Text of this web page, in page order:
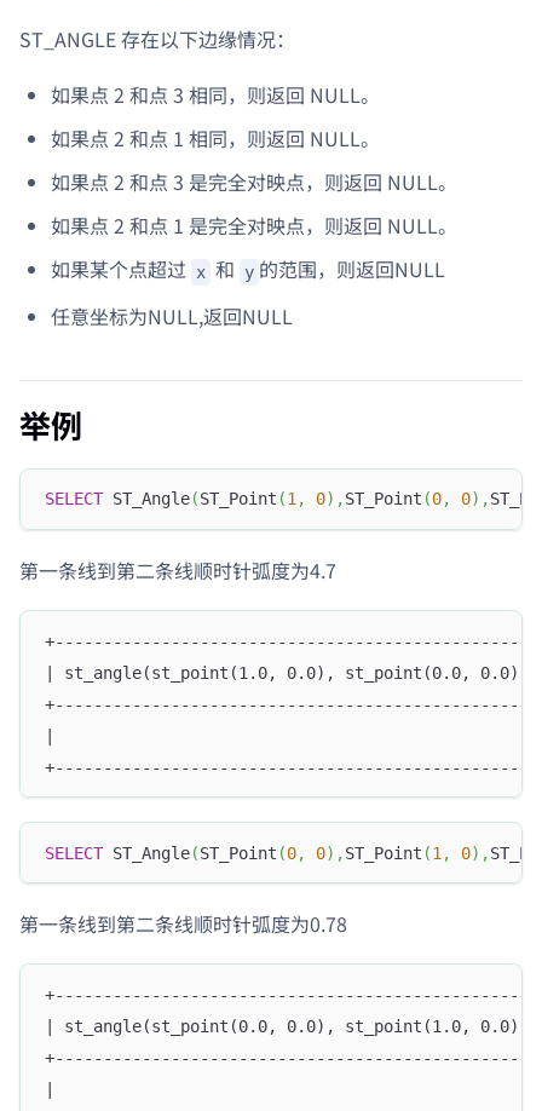
ST_ANGLE 存在以下边缘情况：
如果点 2 和点 3 相同，则返回 NULL。
如果点 2 和点 1 相同，则返回 NULL。
如果点 2 和点 3 是完全对映点，则返回 NULL。
如果点 2 和点 1 是完全对映点，则返回 NULL。
如果某个点超过 x 和 y 的范围，则返回NULL
任意坐标为NULL,返回NULL
举例
SELECT ST_Angle(ST_Point (1, 0) ,ST_Point (0, 0) ,
第一条线到第二条线顺时针弧度为4.7
| st_angle(st_point(1.0, 0.0), st_point(0.0,
|
SELECT ST_Angle(ST_Point (0, 0) ,ST_Point (1 , 0) ,
第一条线到第二条线顺时针弧度为0.78
| st_angle(st_point(0.0, 0.0), st_point(1.0,